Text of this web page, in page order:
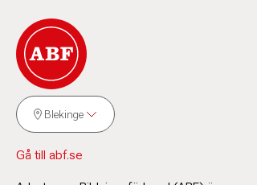
Blekinge
Gå till abf.se